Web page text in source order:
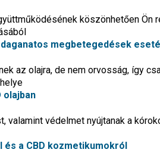
köszönhetően Ön
megbetegedések
az olajra, de nem orvosság, így
olajban
valamint védelmet nyújtanak a
és a CBD kozmetikumokról